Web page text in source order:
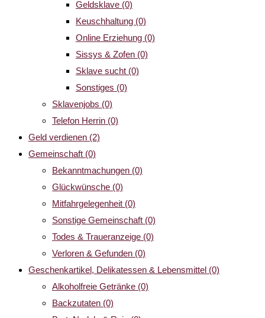
Geldsklave (0)
Keuschhaltung (0)
Online Erziehung (0)
Sissys & Zofen (0)
Sklave sucht (0)
Sonstiges (0)
Sklavenjobs (0)
Telefon Herrin (0)
Geld verdienen (2)
Gemeinschaft (0)
Bekanntmachungen (0)
Glückwünsche (0)
Mitfahrgelegenheit (0)
Sonstige Gemeinschaft (0)
Todes & Traueranzeige (0)
Verloren & Gefunden (0)
Geschenkartikel, Delikatessen & Lebensmittel (0)
Alkoholfreie Getränke (0)
Backzutaten (0)